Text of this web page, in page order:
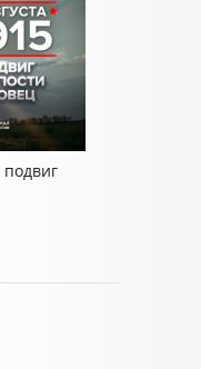
подвиг